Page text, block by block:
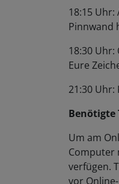
18:15
Pinnwand
18:30
Eure
21:30 Uhr:
Benötigte
Um am
Computer
verfügen.
vor